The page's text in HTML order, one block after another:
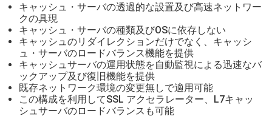
キャッシュ・サーバの透過的な設置及び高速ネットワー
クの具現
キャッシュ・サーバの種類及びOSに依存しない
キャッシュのリダイレクションだけでなく、キャッシ
ュ・サーバのロードバランス機能を提供
キャッシュサーバの運用状態を自動監視による迅速なバ
ックアップ及び復旧機能を提供
既存ネットワーク環境の変更無しで適用可能
この構成を利用してSSL アクセラレーター、L7キャッ
シュサーバのロードバランスも可能